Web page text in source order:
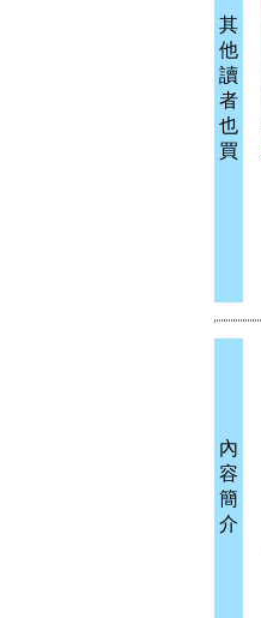
其
他
讀
者
也
買
內
容
簡
介